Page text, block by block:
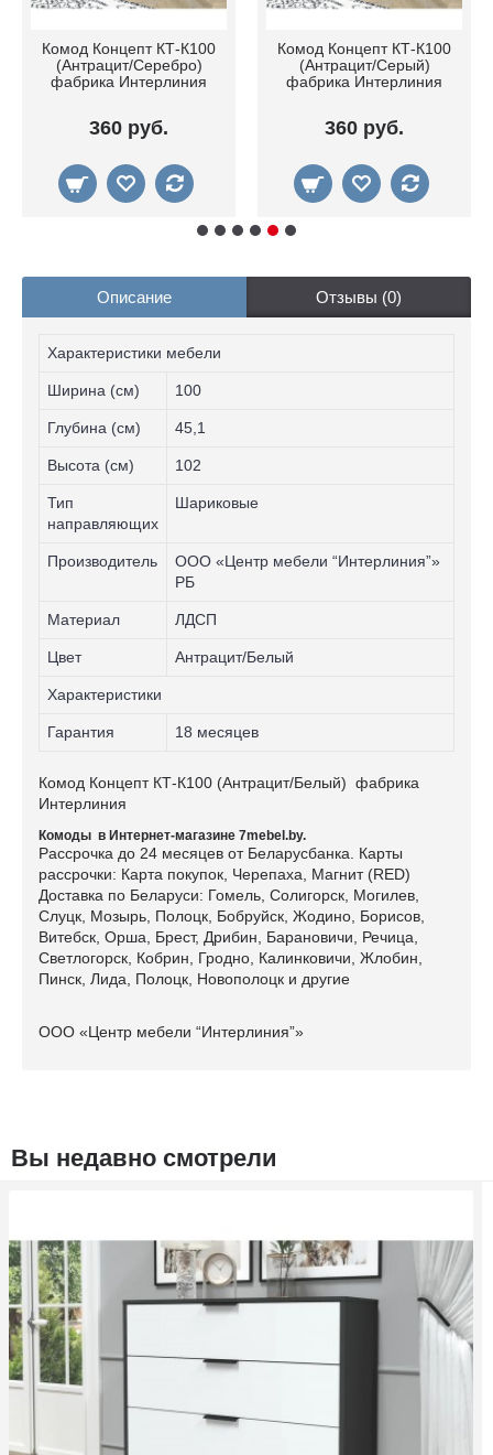
Комод Концепт КТ-К100
(Антрацит/Серебро)
фабрика Интерлиния
360 руб.
Комод Концепт КТ-К100
(Антрацит/Серый)
фабрика Интерлиния
360 руб.
Описание Отзывы (0)
Характеристики мебели
Ширина (см) 100
Глубина (см) 45,1
Высота (см) 102
Тип
направляющих
Шариковые
Производитель
ООО «Центр мебели “Интерлиния”»
РБ
Материал ЛДСП
Цвет Антрацит/Белый
Характеристики
Гарантия 18 месяцев
Комод Концепт КТ-К100 (Антрацит/Белый) фабрика
Интерлиния
Комоды в Интернет-магазине 7mebel.by.
Рассрочка до 24 месяцев от Беларусбанка. Карты
рассрочки: Карта покупок, Черепаха, Магнит (RED)
Доставка по Беларуси: Гомель, Солигорск, Могилев,
Слуцк, Мозырь, Полоцк, Бобруйск, Жодино, Борисов,
Витебск, Орша, Брест, Дрибин, Барановичи, Речица,
Светлогорск, Кобрин, Гродно, Калинковичи, Жлобин,
Пинск, Лида, Полоцк, Новополоцк и другие
ООО «Центр мебели “Интерлиния”»
Вы недавно смотрели